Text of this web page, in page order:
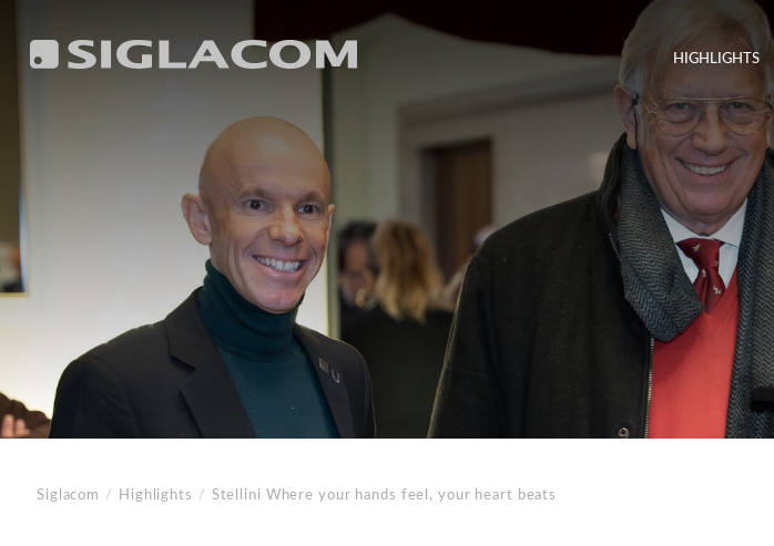
HIGHLIGHTS
Siglacom / Highlights / Stellini Where your hands feel, your heart beats